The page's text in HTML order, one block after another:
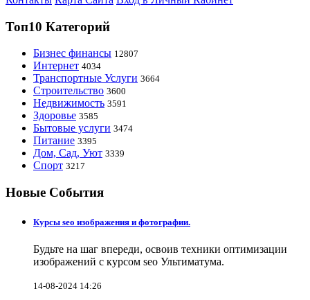
Топ10 Категорий
Бизнес финансы 12807
Интернет 4034
Транспортные Услуги 3664
Строительство 3600
Недвижимость 3591
Здоровье 3585
Бытовые услуги 3474
Питание 3395
Дом, Сад, Уют 3339
Спорт 3217
Новые События
Курсы seo изображения и фотографии.
Будьте на шаг впереди, освоив техники оптимизации
изображений с курсом seo Ультиматума.
14-08-2024 14:26